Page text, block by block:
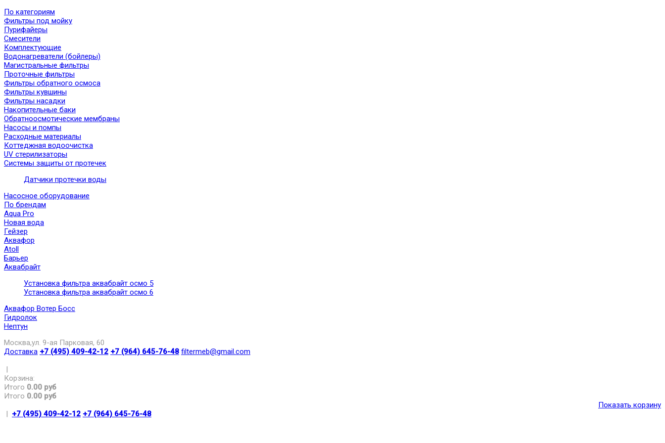
По категориям
Фильтры под мойку
Пурифайеры
Смесители
Комплектующие
Водонагреватели (бойлеры)
Магистральные фильтры
Проточные фильтры
Фильтры обратного осмоса
Фильтры кувшины
Фильтры насадки
Накопительные баки
Обратноосмотические мембраны
Насосы и помпы
Расходные материалы
Коттеджная водоочистка
UV стерилизаторы
Системы защиты от протечек
Датчики протечки воды
Насосное оборудование
По брендам
Aqua Pro
Новая вода
Гейзер
Аквафор
Atoll
Барьер
Аквабрайт
Установка фильтра аквабрайт осмо 5
Установка фильтра аквабрайт осмо 6
Аквафор Вотер Босс
Гидролок
Нептун
Москва,ул. 9-ая Парковая, 60
Доставка +7 (495) 409-42-12 +7 (964) 645-76-48 filtermeb@gmail.com
|
Корзина:
Итого 0.00 руб
Итого 0.00 руб
Показать корзину
| +7 (495) 409-42-12 +7 (964) 645-76-48